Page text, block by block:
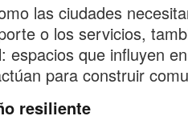
las ciudades
o los servicios,
espacios que influyen
para construir
resiliente